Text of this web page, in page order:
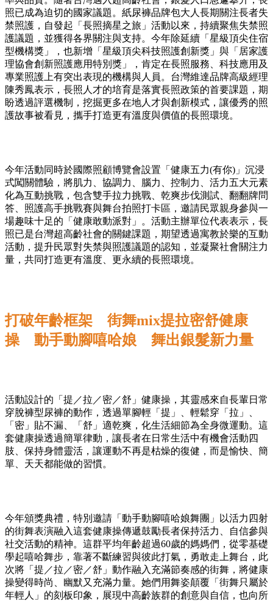
照已成為迫切的國家議題。紙尿褲品牌包大人長期關注長者失
禁照護，自發起「長照摘星之旅」活動以來，持續聚焦失禁照
護議題，並獲得各界關注與支持。今年除延續「星級頂尖住宿
型機構獎」，也新增「星級頂尖科技照護創新獎」與「居家護
理協會創新照護應用特別獎」，肯定在長照服務、科技應用及
專業照護上有突出表現的機構與人員。台灣維達品牌高級經理
陳秀鳳表示，長照人才的培育是落實長照政策的首要課題，期
盼透過評選機制，挖掘更多在地人才與創新模式，讓優秀的照
護故事被看見，攜手打造更有溫度與價值的長照環境。
今年活動同時於國際照顧博覽會設置「健康五力(有你)」沉浸
式闖關體驗，將肌力、協調力、腦力、控制力、活力五大元素
化為互動挑戰，包含雙手拉力挑戰、乾爽步伐測試、翻翻牌問
答、照護高手挑戰賽與舞台拍照打卡區，邀請民眾親身參與一
場趣味十足的「健康敢動派對」。活動主辦單位代表表示，長
照已是台灣超高齡社會的關鍵課題，期望透過寓教於樂的互動
活動，提升民眾對失禁與照護議題的認知，並凝聚社會關注力
量，共同打造更有溫度、更永續的長照環境。
打破年齡框架 街舞mix提拉密舒健康
操 動手動腳嘻哈娘 舞出銀髮新力量
活動設計的「提／拉／密／舒」健康操，其靈感來自長輩日常
穿脫褲型尿褲的動作，透過單腳輕「提」、輕鬆穿「拉」、
「密」貼不漏、「舒」適乾爽，化生活細節為全身微運動。這
套健康操透過簡單律動，讓長者在日常生活中有機會活動四
肢、保持身體靈活，讓運動不再是枯燥的復健，而是愉快、簡
單、天天都能做的習慣。
今年頒獎典禮，特別邀請「動手動腳嘻哈娘舞團」以活力四射
的街舞表演融入這套健康操傳遞鼓勵長者保持活力、自信參與
社交活動的精神。這群平均年齡超過60歲的媽媽們，從零基礎
學起嘻哈舞步，靠著不斷練習與彼此打氣，勇敢走上舞台，此
次將「提／拉／密／舒」動作融入充滿節奏感的街舞，將健康
操變得時尚、幽默又充滿力量。她們用舞姿顛覆「街舞只屬於
年輕人」的刻板印象，展現中高齡族群的創意與自信，也向所